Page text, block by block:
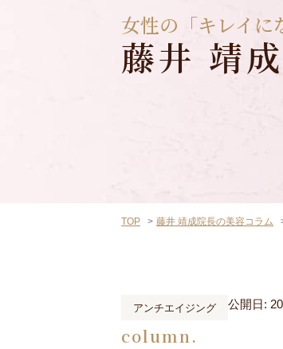
女性の「キレイに
藤井 靖
TOP 藤井 靖成院長の美容コラム
アンチエイジング 公開日:
column.